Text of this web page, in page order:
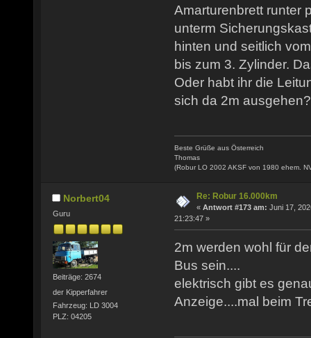
Amarturenbrett runter
unterm
hinten und seitlich
bis zum 3. Zylinder.
Oder habt ihr die
sich da 2m ausgehen?
Beste Grüße aus Österreich
Thomas
(Robur LO 2002 AKSF von 1980 ehem.
Norbert04
Guru
Beiträge: 2674
der Kipperfahrer
Fahrzeug: LD 3004
PLZ: 04205
Re: Robur 16.000km
« Antwort #173 am: Juni 17,
21:23:47 »
2m werden wohl für
Bus sein....
elektrisch gibt es
Anzeige....mal beim